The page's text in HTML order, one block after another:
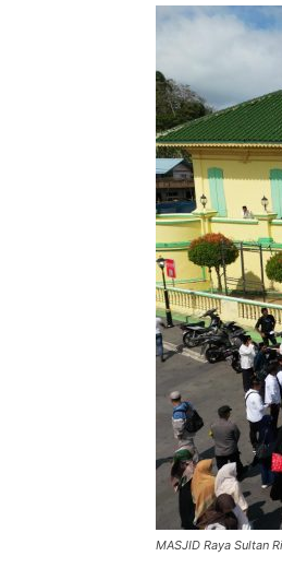
MASJID Raya Sultan